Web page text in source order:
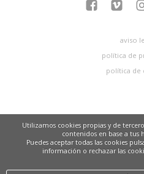
aviso
política de
política de
Utilizamos cookies propias y de
contenidos en base a tus
Puedes aceptar todas las cookies
información o rechazar las